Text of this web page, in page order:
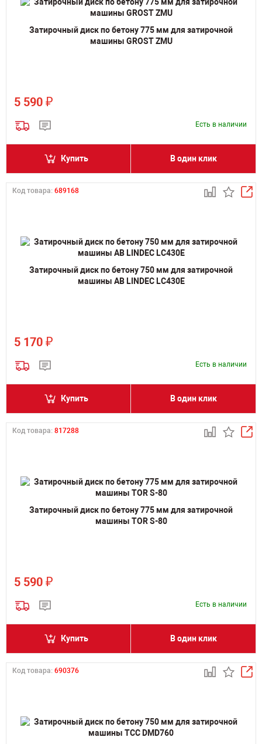
Затирочный диск по бетону 775 мм для затирочной
машины GROST ZMU
5 590 ₽
Есть в наличии
Купить В один клик
Код товара: 689168
Затирочный диск по бетону 750 мм для затирочной
машины AB LINDEC LC430E
5 170 ₽
Есть в наличии
Купить В один клик
Код товара: 817288
Затирочный диск по бетону 775 мм для затирочной
машины TOR S-80
5 590 ₽
Есть в наличии
Купить В один клик
Код товара: 690376